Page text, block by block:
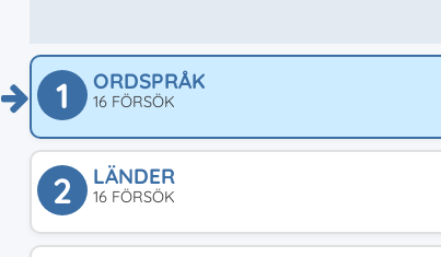
1 ORDSPRÅK
16 FÖRSÖK
2 LÄNDER
16 FÖRSÖK